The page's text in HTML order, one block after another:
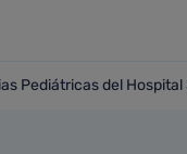
Pediátricas
Pediátricas del